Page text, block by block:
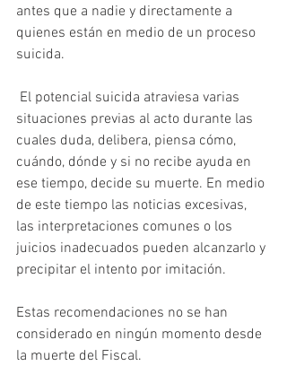
antes que a nadie y directamente a
quienes están en medio de un proceso
suicida.
situaciones previas al acto durante las
cuales duda, delibera, piensa cómo,
cuándo, dónde y si no recibe ayuda en
ese tiempo, decide su muerte. En medio
de este tiempo las noticias excesivas,
las interpretaciones comunes o los
juicios inadecuados pueden alcanzarlo y
precipitar el intento por imitación.
Estas recomendaciones no se han
considerado en ningún momento desde
la muerte del Fiscal.